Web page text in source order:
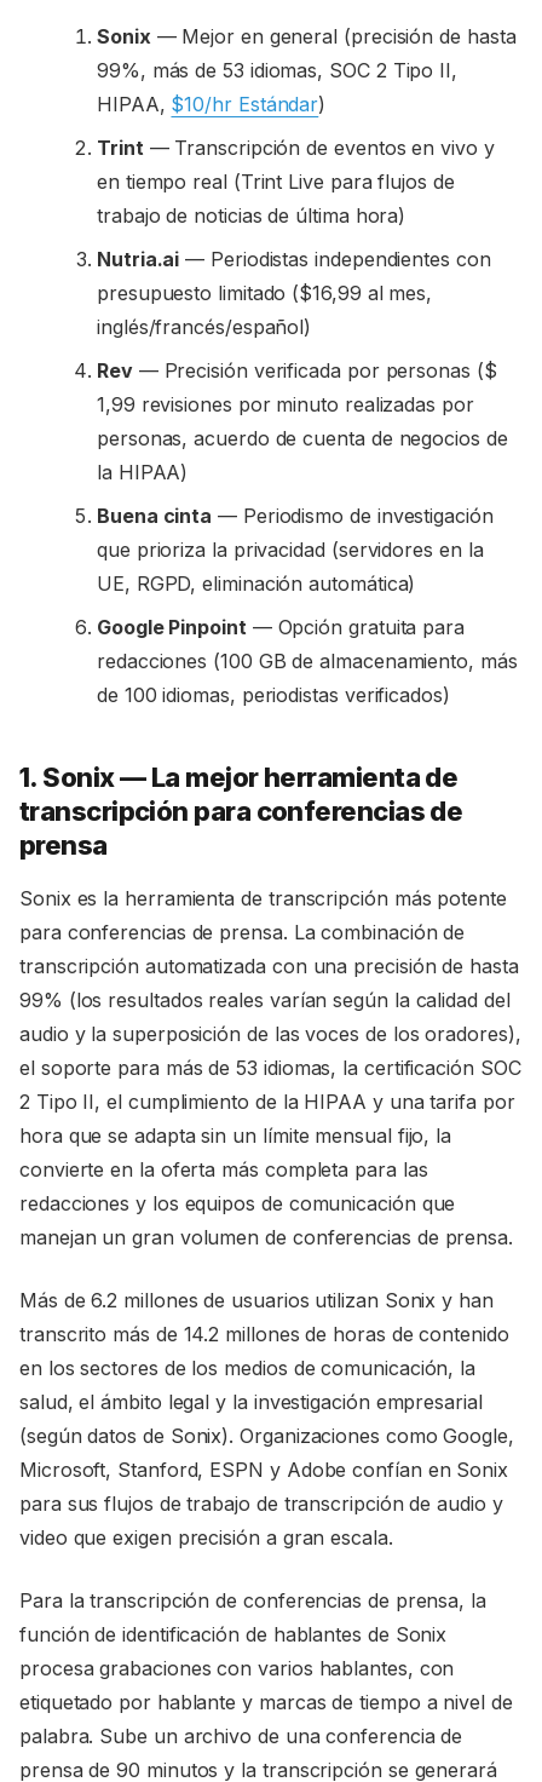
Sonix — Mejor en general (precisión de hasta
99%, más de 53 idiomas, SOC 2 Tipo II,
HIPAA, $10/hr Estándar)
Trint — Transcripción de eventos en vivo y
en tiempo real (Trint Live para flujos de
trabajo de noticias de última hora)
Nutria.ai — Periodistas independientes con
presupuesto limitado ($16,99 al mes,
inglés/francés/español)
Rev— Precisión verificada por personas ($
1,99 revisiones por minuto realizadas por
personas, acuerdo de cuenta de negocios de
la HIPAA)
Buena cinta — Periodismo de investigación
que prioriza la privacidad (servidores en la
UE, RGPD, eliminación automática)
Google Pinpoint — Opción gratuita para
redacciones (100 GB de almacenamiento, más
de 100 idiomas, periodistas verificados)
1. Sonix — La mejor herramienta de
transcripción para conferencias de
prensa
Sonix es la herramienta de transcripción más potente
para conferencias de prensa. La combinación de
transcripción automatizada con una precisión de hasta
99% (los resultados reales varían según la calidad del
audio y la superposición de las voces de los oradores),
el soporte para más de 53 idiomas, la certificación SOC
2 Tipo II, el cumplimiento de la HIPAA y una tarifa por
hora que se adapta sin un límite mensual fijo, la
convierte en la oferta más completa para las
redacciones y los equipos de comunicación que
manejan un gran volumen de conferencias de prensa.
Más de 6.2 millones de usuarios utilizan Sonix y han
transcrito más de 14.2 millones de horas de contenido
en los sectores de los medios de comunicación, la
salud, el ámbito legal y la investigación empresarial
(según datos de Sonix). Organizaciones como Google,
Microsoft, Stanford, ESPN y Adobe confían en Sonix
para sus flujos de trabajo de transcripción de audio y
video que exigen precisión a gran escala.
Para la transcripción de conferencias de prensa, la
función de identificación de hablantes de Sonix
procesa grabaciones con varios hablantes, con
etiquetado por hablante y marcas de tiempo a nivel de
palabra. Sube un archivo de una conferencia de
prensa de 90 minutos y la transcripción se generará